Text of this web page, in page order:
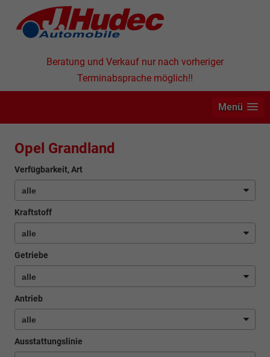
Beratung und Verkauf nur nach vorheriger
Terminabsprache möglich!!
Menü
Opel Grandland
Verfügbarkeit, Art
Kraftstoff
Getriebe
Antrieb
Ausstattungslinie